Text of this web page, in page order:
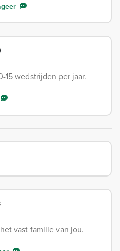
15 wedstrijden per jaar.
vast familie van jou.